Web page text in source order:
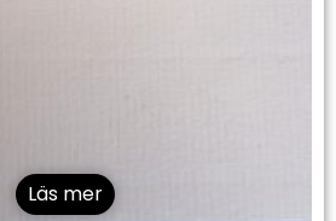
Läs mer